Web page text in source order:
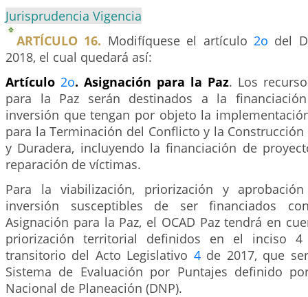
Jurisprudencia Vigencia
ARTÍCULO 16. Modifíquese el artículo2o del
2018, el cual quedará así:
Artículo 2o. Asignación para la Paz. Los
para la Paz serán destinados a la
inversión que tengan por objeto la
para la Terminación del Conflicto y la Construcción
y Duradera, incluyendo la financiación de
reparación de víctimas.
Para la viabilización, priorización y
inversión susceptibles de ser financiados
Asignación para la Paz, el OCAD Paz tendrá en
priorización territorial definidos en el inciso
transitorio del Acto Legislativo 4de 2017, que
Sistema de Evaluación por Puntajes definido
Nacional de Planeación (DNP).